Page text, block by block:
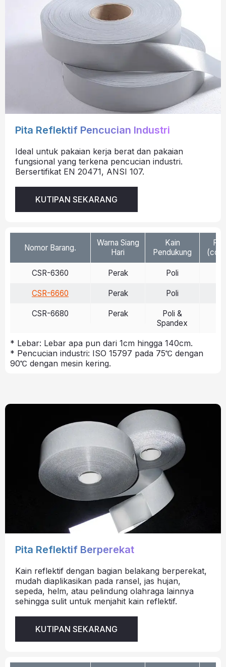
Pita Reflektif Pencucian Industri
Ideal untuk pakaian kerja berat dan pakaian
fungsional yang terkena pencucian industri.
Bersertifikat EN 20471, ANSI 107.
KUTIPAN SEKARANG
Nomor Barang.
CSR-6360
CSR-6660
CSR-6680
Warna Siang
Hari
Perak
Perak
Perak
Kain
Pendukung
Poli
Poli
Poli &
Spandex
(cd/
* Lebar: Lebar apa pun dari 1cm hingga 140cm.
* Pencucian industri: ISO 15797 pada 75℃ dengan
90℃ dengan mesin kering.
Pita Reflektif Berperekat
Kain reflektif dengan bagian belakang berperekat,
mudah diaplikasikan pada ransel, jas hujan,
sepeda, helm, atau pelindung olahraga lainnya
sehingga sulit untuk menjahit kain reflektif.
KUTIPAN SEKARANG